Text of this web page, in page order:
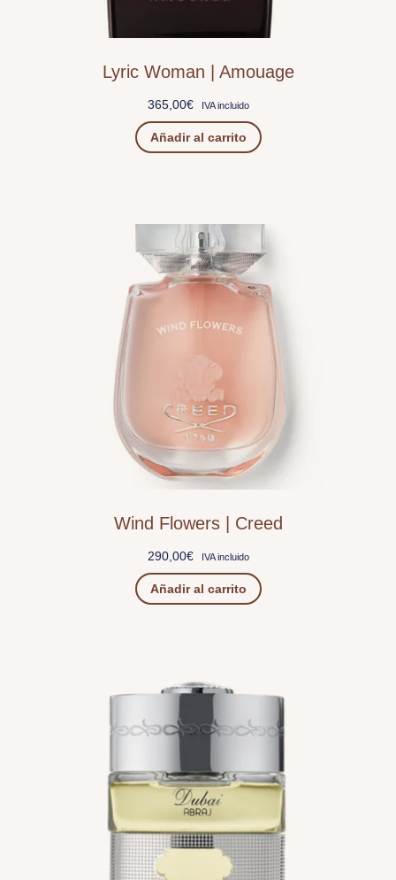
Lyric Woman | Amouage
365,00€ IVA incluido
Añadir al carrito
Wind Flowers | Creed
290,00€ IVA incluido
Añadir al carrito